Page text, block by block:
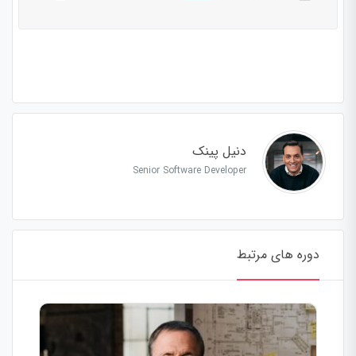
دنیل پینک
Senior Software Developer
دوره های مرتبط